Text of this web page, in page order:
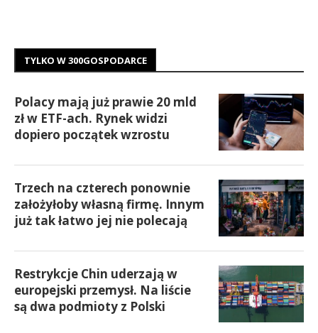
TYLKO W 300GOSPODARCE
Polacy mają już prawie 20 mld
zł w ETF-ach. Rynek widzi
dopiero początek wzrostu
Trzech na czterech ponownie
założyłoby własną firmę. Innym
już tak łatwo jej nie polecają
Restrykcje Chin uderzają w
europejski przemysł. Na liście
są dwa podmioty z Polski